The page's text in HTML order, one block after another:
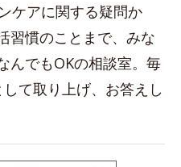
ケアに関する疑問か
習慣のことまで、みな
んでもOKの相談室。毎
て取り上げ、お答えし